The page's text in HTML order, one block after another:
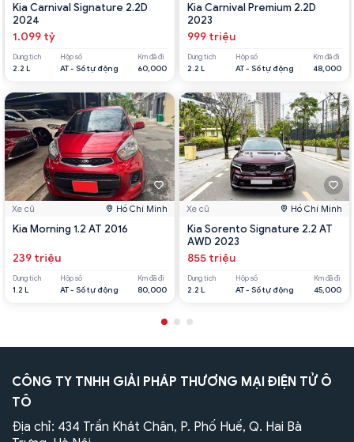
Kia Carnival Signature 2.2D
2024
1.099 tỷ
Dung tích
2.2 L
Hộp số
AT - Số tự động
Km đã đi
60,000
Xe cũ Hồ Chí Minh
Kia Morning 1.2 AT 2016
239 triệu
Dung tích
1.2 L
Hộp số
AT - Số tự động
Km đã đi
80,000
Kia Carnival Premium 2.2D
2023
999 triệu
Dung tích
2.2 L
Hộp số
AT - Số tự động
Km đã đi
48,000
Xe cũ Hồ Chí Minh
Kia Sorento Signature 2.2 AT
AWD 2023
855 triệu
Dung tích
2.2 L
Hộp số
AT - Số tự động
Km đã đi
45,000
CÔNG TY TNHH GIẢI PHÁP THƯƠNG MẠI ĐIỆN TỬ Ô
TÔ
Địa chỉ: 434 Trần Khát Chân, P. Phố Huế, Q. Hai Bà